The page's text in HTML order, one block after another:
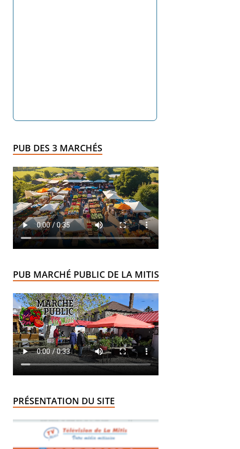
PUB DES 3 MARCHÉS
PUB MARCHÉ PUBLIC DE LA MITIS
PRÉSENTATION DU SITE